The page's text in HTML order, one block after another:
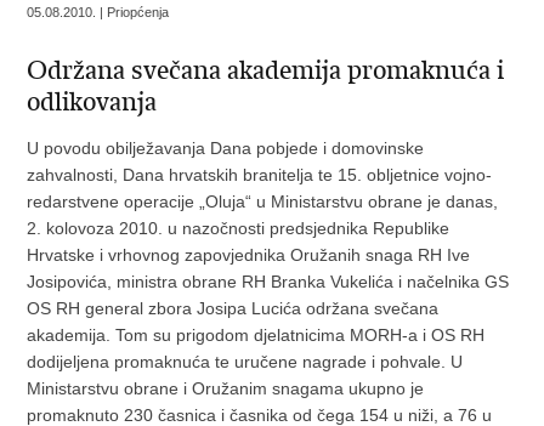
05.08.2010. | Priopćenja
Održana svečana akademija promaknuća i
odlikovanja
U povodu obilježavanja Dana pobjede i domovinske
zahvalnosti, Dana hrvatskih branitelja te 15. obljetnice vojno-
redarstvene operacije „Oluja“ u Ministarstvu obrane je danas,
2. kolovoza 2010. u nazočnosti predsjednika Republike
Hrvatske i vrhovnog zapovjednika Oružanih snaga RH Ive
Josipovića, ministra obrane RH Branka Vukelića i načelnika GS
OS RH general zbora Josipa Lucića održana svečana
akademija. Tom su prigodom djelatnicima MORH-a i OS RH
dodijeljena promaknuća te uručene nagrade i pohvale. U
Ministarstvu obrane i Oružanim snagama ukupno je
promaknuto 230 časnica i časnika od čega 154 u niži, a 76 u